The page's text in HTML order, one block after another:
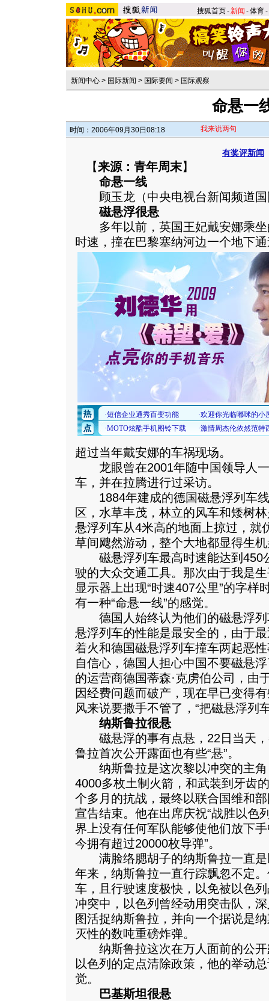
搜狐首页-新闻 -体育-
新闻中心 > 国际新闻 > 国际要闻 > 国际观察
命悬一
时间：2006年09月30日08:18 我来说两句
有奖评新闻
【来源：青年周末】
命悬一线
顾玉龙（中央电视台新闻频道国
磁悬浮很悬
多年以前，英国王妃戴安娜乘坐
时速，撞在巴黎塞纳河边一个地下
超过当年戴安娜的车祸现场。
龙眼曾在2001年随中国领导人一
车，并在拉腾进行过采访。
1884年建成的德国磁悬浮列车线
区，水草丰茂，林立的风车和矮树
悬浮列车从4米高的地面上掠过，就
草间飕然游动，整个大地都显得生
磁悬浮列车最高时速能达到450
驶的大众交通工具。那次由于我是
显示器上出现“时速407公里”的字样
有一种“命悬一线”的感觉。
德国人始终认为他们的磁悬浮列
悬浮列车的性能是最安全的，由于
着火和德国磁悬浮列车撞车两起恶
自信心，德国人担心中国不要磁悬
的运营商德国蒂森·克虏伯公司，由
因经费问题而破产，现在早已变得
风来说要撒手不管了，“把磁悬浮列
纳斯鲁拉很悬
磁悬浮的事有点悬，22日当天，
鲁拉首次公开露面也有些“悬”。
纳斯鲁拉是这次黎以冲突的主角
4000多枚土制火箭，和武装到牙齿
个多月的抗战，最终以联合国维和
宣告结束。他在出席庆祝“战胜以色
界上没有任何军队能够使他们放下
今拥有超过20000枚导弹”。
满脸络腮胡子的纳斯鲁拉一直是
年来，纳斯鲁拉一直行踪飘忽不定
车，且行驶速度极快，以免被以色
冲突中，以色列曾经动用突击队，
图活捉纳斯鲁拉，并向一个据说是
灭性的数吨重磅炸弹。
纳斯鲁拉这次在万人面前的公开
以色列的定点清除政策，他的举动
觉。
巴基斯坦很悬